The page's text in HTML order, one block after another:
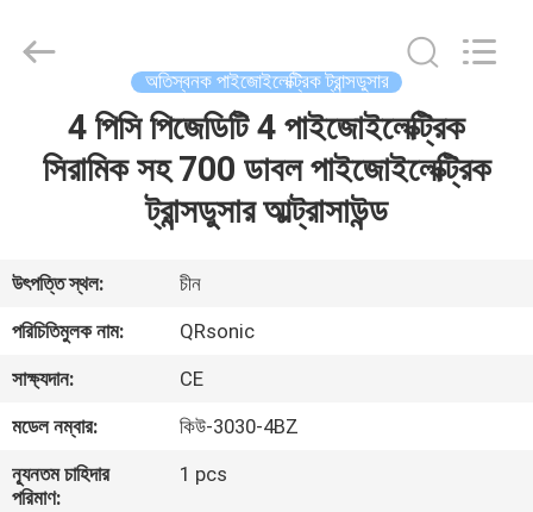
আমাদের
সম্বন্ধে
কারখানা
পরিদর্শন
Equipment
Co.,Ltd.
অতিস্বনক পাইজোইলেক্ট্রিক ট্রান্সডুসার
4 পিসি পিজেডিটি 4 পাইজোইলেক্ট্রিক
সিরামিক সহ 700 ডাবল পাইজোইলেক্ট্রিক
ট্রান্সডুসার আল্ট্রাসাউন্ড
উৎপত্তি স্থল:
চীন
পরিচিতিমুলক নাম:
QRsonic
সাক্ষ্যদান:
CE
মডেল নম্বার:
কিউ-3030-4BZ
ন্যূনতম চাহিদার
পরিমাণ:
1 pcs